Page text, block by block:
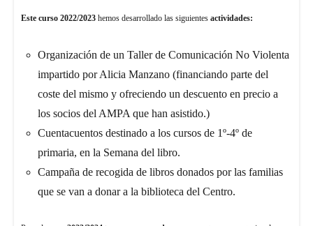
Este curso 2022/2023 hemos desarrollado las siguientes actividades:
Organización de un Taller de Comunicación No Violenta
impartido por Alicia Manzano (financiando parte del
coste del mismo y ofreciendo un descuento en precio a
los socios del AMPA que han asistido.)
Cuentacuentos destinado a los cursos de 1º-4º de
primaria, en la Semana del libro.
Campaña de recogida de libros donados por las familias
que se van a donar a la biblioteca del Centro.